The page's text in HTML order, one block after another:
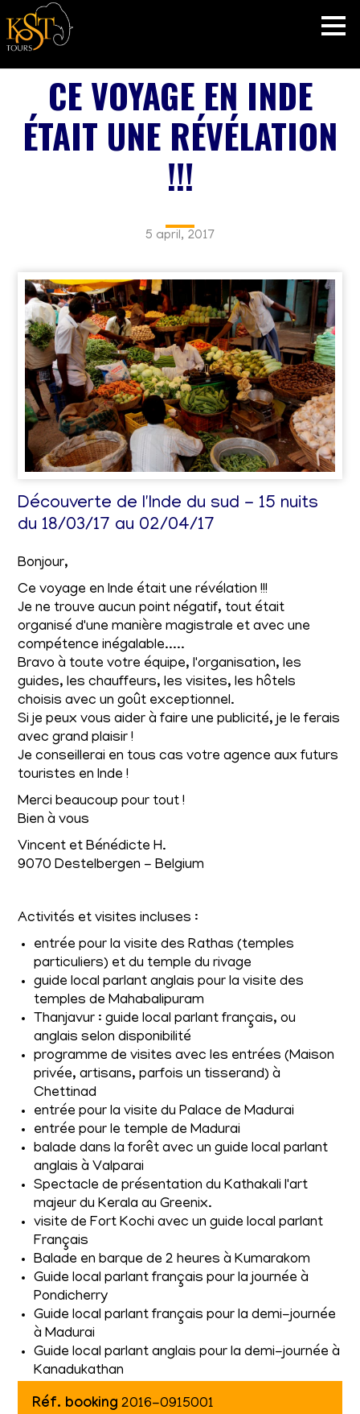
CE VOYAGE EN INDE
ÉTAIT UNE RÉVÉLATION
!!!
5 april, 2017
Découverte de l'Inde du sud - 15 nuits
du 18/03/17 au 02/04/17
Bonjour,
Ce voyage en Inde était une révélation !!!
Je ne trouve aucun point négatif, tout était
organisé d'une manière magistrale et avec une
compétence inégalable.....
Bravo à toute votre équipe, l'organisation, les
guides, les chauffeurs, les visites, les hôtels
choisis avec un goût exceptionnel.
Si je peux vous aider à faire une publicité, je le ferais
avec grand plaisir !
Je conseillerai en tous cas votre agence aux futurs
touristes en Inde !
Merci beaucoup pour tout !
Bien à vous
Vincent et Bénédicte H.
9070 Destelbergen - Belgium
Activités et visites incluses :
entrée pour la visite des Rathas (temples
particuliers) et du temple du rivage
guide local parlant anglais pour la visite des
temples de Mahabalipuram
Thanjavur : guide local parlant français, ou
anglais selon disponibilité
programme de visites avec les entrées (Maison
privée, artisans, parfois un tisserand) à
Chettinad
entrée pour la visite du Palace de Madurai
entrée pour le temple de Madurai
balade dans la forêt avec un guide local parlant
anglais à Valparai
Spectacle de présentation du Kathakali l'art
majeur du Kerala au Greenix.
visite de Fort Kochi avec un guide local parlant
Français
Balade en barque de 2 heures à Kumarakom
Guide local parlant français pour la journée à
Pondicherry
Guide local parlant français pour la demi-journée
à Madurai
Guide local parlant anglais pour la demi-journée à
Kanadukathan
Réf. booking 2016-0915001